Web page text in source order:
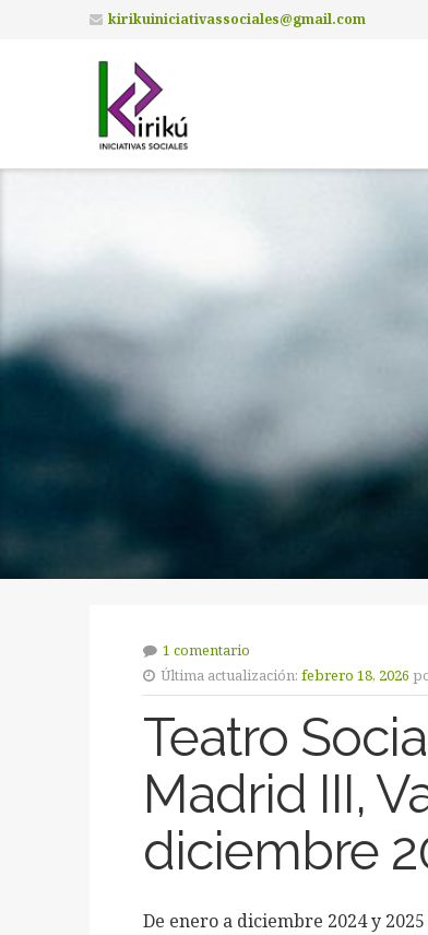
kirikuiniciativassociales@gmail.com
1 comentario
Última actualización: febrero 18, 2026
Teatro
Madrid III,
diciembre
De enero a diciembre 2024 y